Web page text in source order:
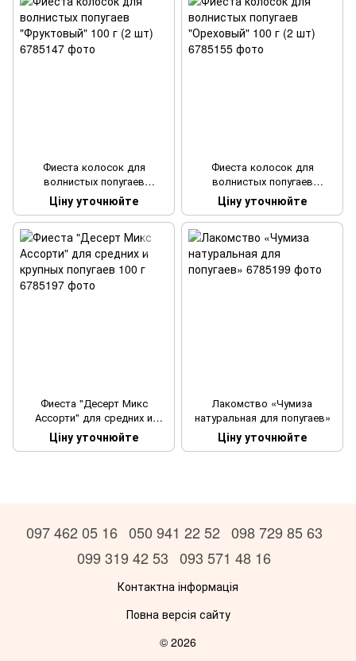
Фиеста колосок для
волнистых попугаев
"Фруктовый" 100 г (2 шт)
Ціну уточнюйте
Фиеста колосок для
волнистых попугаев
"Ореховый" 100 г (2 шт)
Ціну уточнюйте
Фиеста "Десерт Микс
Ассорти" для средних и
крупных попугаев 100 г
Ціну уточнюйте
Лакомство «Чумиза
натуральная для попугаев»
Ціну уточнюйте
097 462 05 16 050 941 22 52 098 729 85 63
099 319 42 53 093 571 48 16
Контактна інформація
Повна версія сайту
© 2026